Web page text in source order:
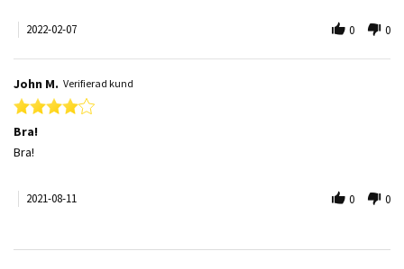
2022-02-07 0 0
John M. Verifierad kund
4.0 star rating
Bra!
Review by John M. on 11 Aug 2021
review stating Bra!
Bra!
2021-08-11 0 0